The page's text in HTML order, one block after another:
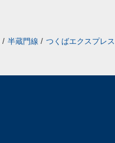
/ 半蔵門線 / つくばエクスプレス